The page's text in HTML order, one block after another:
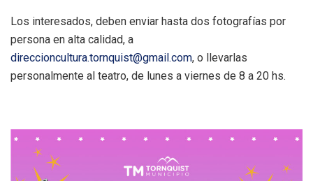
Los interesados, deben enviar hasta dos fotografías por
persona en alta calidad, a
direccioncultura.tornquist@gmail.com, o llevarlas
personalmente al teatro, de lunes a viernes de 8 a 20 hs.